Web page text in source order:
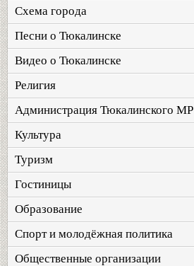
Схема города
Песни о Тюкалинске
Видео о Тюкалинске
Религия
Администрация Тюкалинского МР
Культура
Туризм
Гостиницы
Образование
Спорт и молодёжная политика
Общественные организации